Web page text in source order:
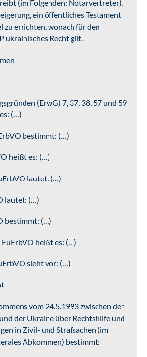
(im Folgenden: Notarvertreter),
ein öffentliches Testament
zu errichten, wonach für den
ukrainisches Recht gilt.
(ErwG) 7, 37, 38, 57 und 59
(…)
bestimmt: (…)
heißt es: (…)
lautet: (…)
lautet: (…)
bestimmt: (…)
EuErbVO heißt es: (…)
sieht vor: (…)
vom 24.5.1993 zwischen der
der Ukraine über Rechtshilfe und
in Zivil- und Strafsachen (im
Abkommen) bestimmt: